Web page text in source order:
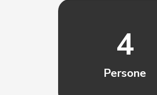
4
Persone